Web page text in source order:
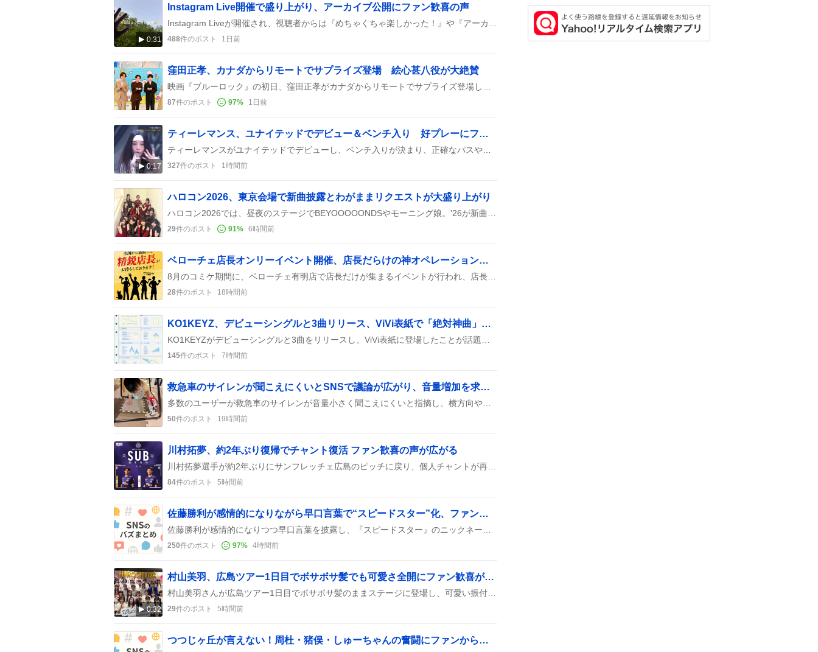
0:31
Instagram Live開催で盛り上がり、アーカイブ公開にファン歓喜の声
488件のポスト 1日前
窪田正孝、カナダからリモートでサプライズ登場 絵心甚八役が大絶賛
87件のポスト 97% 1日前
0:17
ティーレマンス、ユナイテッドでデビュー＆ベンチ入り 好プレーにファン歓喜
327件のポスト 1時間前
ハロコン2026、東京会場で新曲披露とわがままリクエストが大盛り上がり
29件のポスト 91% 6時間前
ベローチェ店長オンリーイベント開催、店長だらけの神オペレーションにファン歓喜
28件のポスト 18時間前
KO1KEYZ、デビューシングルと3曲リリース、ViVi表紙で「絶対神曲」歓喜
145件のポスト 7時間前
救急車のサイレンが聞こえにくいとSNSで議論が広がり、音量増加を求める声が上がる
50件のポスト 19時間前
川村拓夢、約2年ぶり復帰でチャント復活 ファン歓喜の声が広がる
84件のポスト 5時間前
佐藤勝利が感情的になりながら早口言葉で“スピードスター”化、ファンが意味を追問し盛り上がり
250件のポスト 97% 4時間前
0:32
村山美羽、広島ツアー1日目でボサボサ髪でも可愛さ全開にファン歓喜が話題に
29件のポスト 5時間前
つつじヶ丘が言えない！周杜・猪俣・しゅーちゃんの奮闘にファンから笑いの声が上がる
ンスであることに新
鮮に驚く。3人のあげ
た足の向きや角度と
ね
数
ね
数